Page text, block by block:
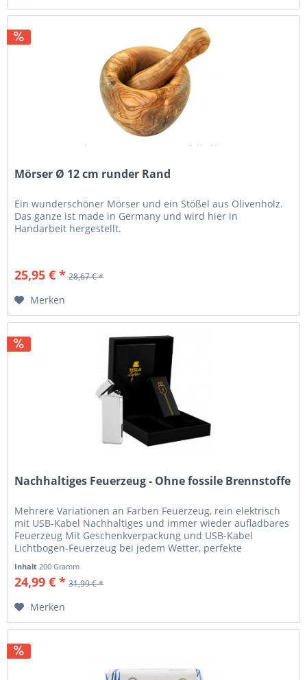
Mörser Ø 12 cm runder Rand
Ein wunderschöner Mörser und ein Stößel aus Olivenholz.
Das ganze ist made in Germany und wird hier in
Handarbeit hergestellt.
25,95 € * 28,67 € *
Merken
Nachhaltiges Feuerzeug - Ohne fossile Brennstoffe
Mehrere Variationen an Farben Feuerzeug, rein elektrisch
mit USB-Kabel Nachhaltiges und immer wieder aufladbares
Feuerzeug Mit Geschenkverpackung und USB-Kabel
Lichtbogen-Feuerzeug bei jedem Wetter, perfekte
Inhalt 200 Gramm
24,99 € * 31,99 € *
Merken